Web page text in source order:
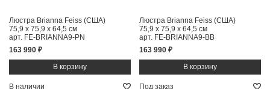
Люстра Brianna Feiss (США)
75,9 x 75,9 x 64,5 см
арт. FE-BRIANNA9-PN
163 990 ₽
Люстра Brianna Feiss (США)
75,9 x 75,9 x 64,5 см
арт. FE-BRIANNA9-BB
163 990 ₽
В наличии Под заказ